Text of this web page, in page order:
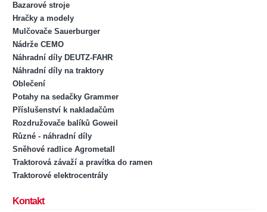
Bazarové stroje
Hračky a modely
Mulčovače Sauerburger
Nádrže CEMO
Náhradní díly DEUTZ-FAHR
Náhradní díly na traktory
Oblečení
Potahy na sedačky Grammer
Příslušenství k nakladačům
Rozdružovače balíků Goweil
Různé - náhradní díly
Sněhové radlice Agrometall
Traktorová závaží a pravítka do ramen
Traktorové elektrocentrály
Kontakt